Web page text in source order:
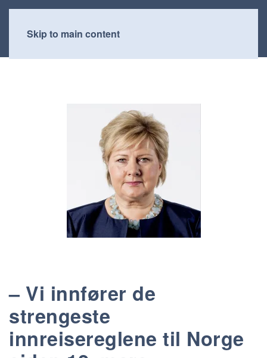
Skip to main content
– Vi innfører de
strengeste
innreisereglene til Norge